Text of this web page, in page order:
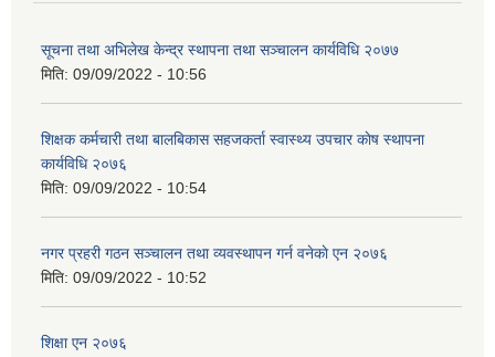
सूचना तथा अभिलेख केन्द्र स्थापना तथा सञ्चालन कार्यविधि २०७७
मिति: 09/09/2022 - 10:56
शिक्षक कर्मचारी तथा बालबिकास सहजकर्ता स्वास्थ्य उपचार काेष स्थापना
कार्यविधि २०७६
मिति: 09/09/2022 - 10:54
नगर प्रहरी गठन सञ्चालन तथा व्यवस्थापन गर्न वनेकाे एन २०७६
मिति: 09/09/2022 - 10:52
शिक्षा एन २०७६